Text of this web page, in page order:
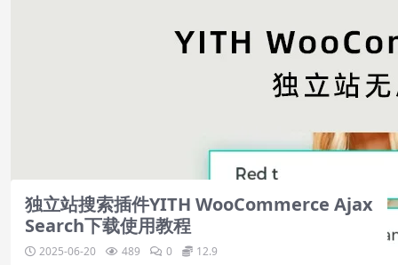
独立站搜索插件YITH WooCommerce Ajax
Search下载使用教程
2025-06-20 489 0 12.9